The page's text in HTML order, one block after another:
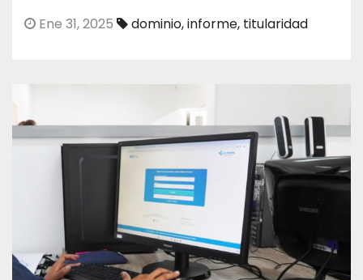
Ene 31, 2025 dominio,informe, titularidad